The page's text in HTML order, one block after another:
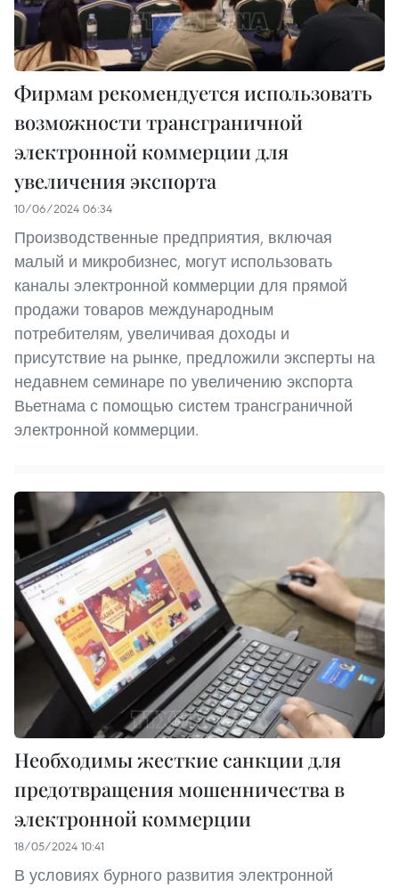
Фирмам рекомендуется использовать
возможности трансграничной
электронной коммерции для
увеличения экспорта
10/06/2024 06:34
Производственные предприятия, включая
малый и микробизнес, могут использовать
каналы электронной коммерции для прямой
продажи товаров международным
потребителям, увеличивая доходы и
присутствие на рынке, предложили эксперты на
недавнем семинаре по увеличению экспорта
Вьетнама с помощью систем трансграничной
электронной коммерции.
Необходимы жесткие санкции для
предотвращения мошенничества в
электронной коммерции
18/05/2024 10:41
В условиях бурного развития электронной